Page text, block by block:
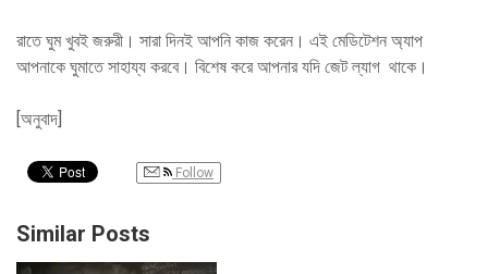
রাতে ঘুম খুবই জরুরী। সারা দিনই আপনি কাজ করেন। এই মেডিটেশন অ্যাপ
আপনাকে ঘুমাতে সাহায্য করবে। বিশেষ করে আপনার যদি জেট ল্যাগ থাকে।
[অনুবাদ]
Follow
Similar Posts